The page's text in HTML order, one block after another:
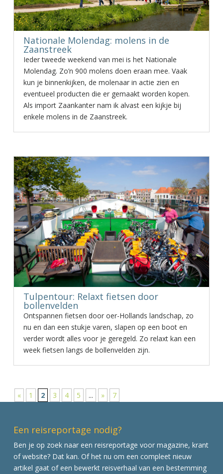
Nationale Molendag: molens in de
Zaanstreek
Ieder tweede weekend van mei is het Nationale
Molendag. Zo’n 900 molens doen eraan mee. Vaak
kun je binnenkijken, de molenaar in actie zien en
eventueel producten die er gemaakt worden kopen.
Als import Zaankanter nam ik alvast een kijkje bij
enkele molens in de Zaanstreek.
Tulpentour: Relaxt fietsen door
bollenvelden
Ontspannen fietsen door oer-Hollands landschap, zo
nu en dan een stukje varen, slapen op een boot en
verder wordt alles voor je geregeld. Zo relaxt kan een
week fietsen langs de bollenvelden zijn.
« 1 2 3 4 5 ... » 7
Een reisreportage nodig?
Ben je op zoek naar een reisreportage voor magazine, krant
of website? Dat kan. Of het nu om een compleet nieuw
artikel gaat of een bewerkt reisverhaal van een bestemming